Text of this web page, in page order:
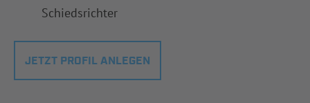
Schiedsrichter
JETZT PROFIL ANLEGEN